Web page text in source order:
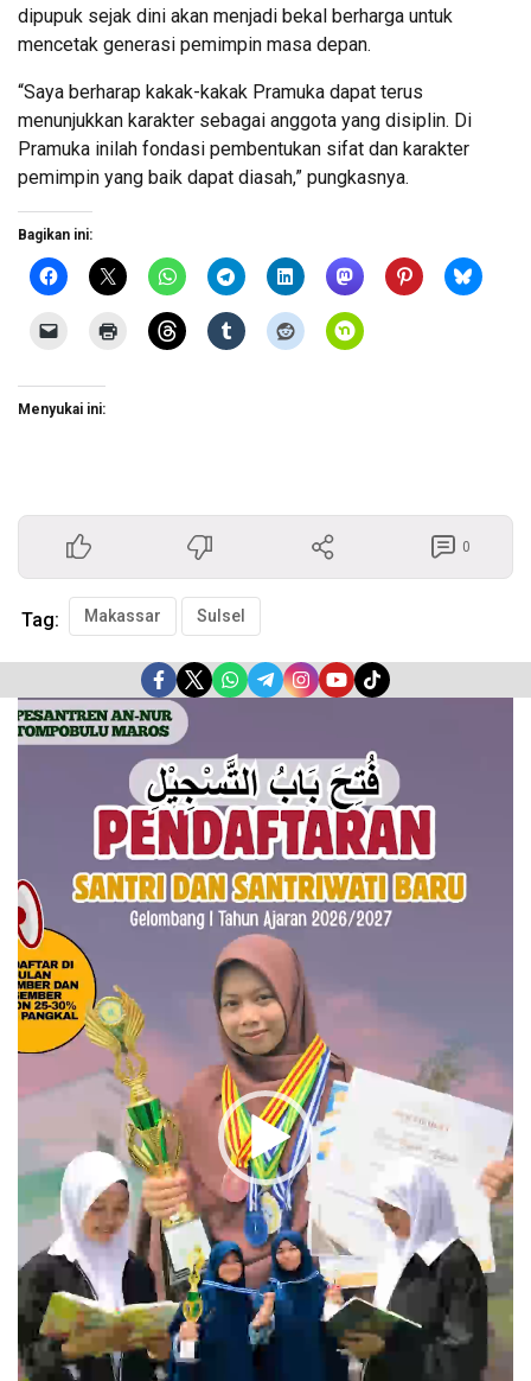
dipupuk sejak dini akan menjadi bekal berharga untuk
mencetak generasi pemimpin masa depan.
“Saya berharap kakak-kakak Pramuka dapat terus
menunjukkan karakter sebagai anggota yang disiplin. Di
Pramuka inilah fondasi pembentukan sifat dan karakter
pemimpin yang baik dapat diasah,” pungkasnya.
Bagikan ini:
Menyukai ini:
0
Tag: Makassar Sulsel
Pemutar
Video